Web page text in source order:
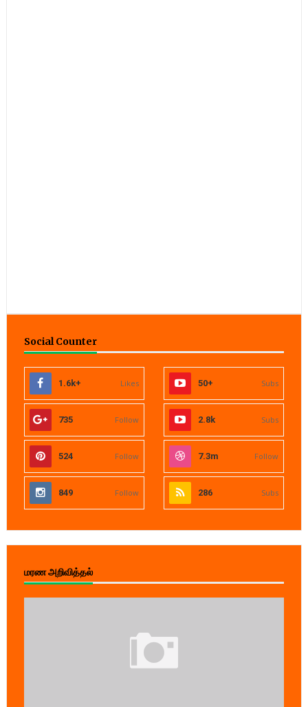
Social Counter
1.6k+ Likes 50+ Subs
735 Follow 2.8k Subs
524 Follow 7.3m Follow
849 Follow 286 Subs
மரண அறிவித்தல்